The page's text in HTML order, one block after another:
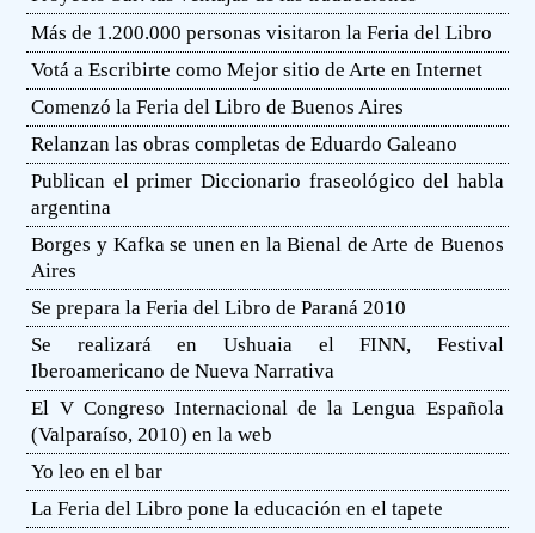
Más de 1.200.000 personas visitaron la Feria del Libro
Votá a Escribirte como Mejor sitio de Arte en Internet
Comenzó la Feria del Libro de Buenos Aires
Relanzan las obras completas de Eduardo Galeano
Publican el primer Diccionario fraseológico del habla
argentina
Borges y Kafka se unen en la Bienal de Arte de Buenos
Aires
Se prepara la Feria del Libro de Paraná 2010
Se realizará en Ushuaia el FINN, Festival
Iberoamericano de Nueva Narrativa
El V Congreso Internacional de la Lengua Española
(Valparaíso, 2010) en la web
Yo leo en el bar
La Feria del Libro pone la educación en el tapete